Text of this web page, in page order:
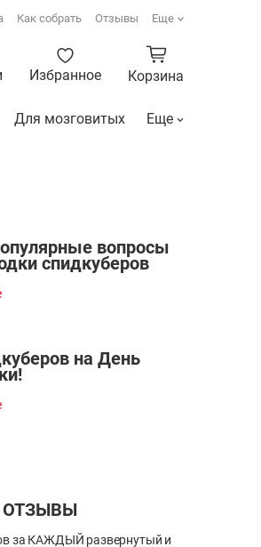
Как собрать Отзывы Еще
Избранное Корзина
Для мозговитых Еще
вопросы
спидкуберов
на День
ОТЗЫВЫ
за КАЖДЫЙ развернутый и